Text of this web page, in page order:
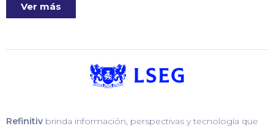
Ver más
Refinitiv brinda información, perspectivas y tecnología que